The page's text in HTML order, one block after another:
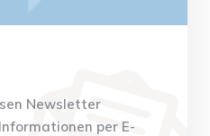
Newsletter
per E-